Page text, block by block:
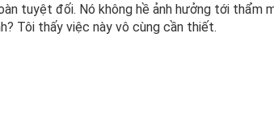
tuyệt đối. Nó không hề ảnh hưởng tới thẩm
Tôi thấy việc này vô cùng cần thiết.